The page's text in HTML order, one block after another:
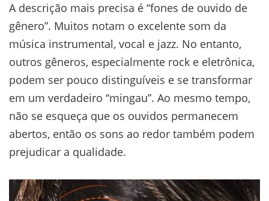
A descrição mais precisa é “fones de ouvido de
gênero”. Muitos notam o excelente som da
música instrumental, vocal e jazz. No entanto,
outros gêneros, especialmente rock e eletrônica,
podem ser pouco distinguíveis e se transformar
em um verdadeiro “mingau”. Ao mesmo tempo,
não se esqueça que os ouvidos permanecem
abertos, então os sons ao redor também podem
prejudicar a qualidade.